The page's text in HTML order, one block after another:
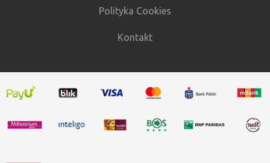
Polityka Cookies
Kontakt